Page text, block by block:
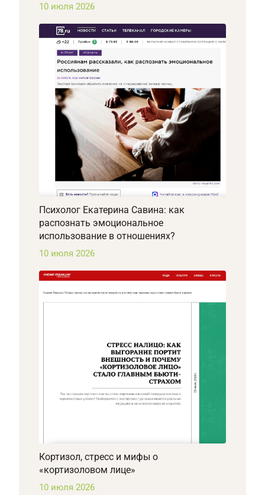
10 июля 2026
Психолог Екатерина Савина: как
распознать эмоциональное
использование в отношениях?
10 июля 2026
Кортизол, стресс и мифы о
«кортизоловом лице»
10 июля 2026